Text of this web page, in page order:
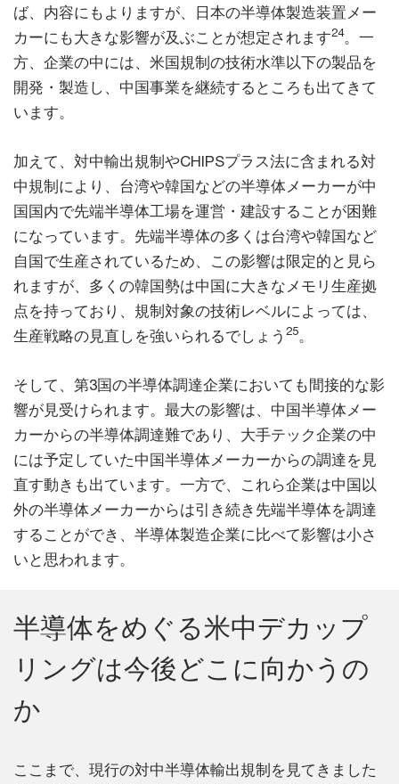
ば、内容にもよりますが、日本の半導体製造装置メー
カーにも大きな影響が及ぶことが想定されます24。一
方、企業の中には、米国規制の技術水準以下の製品を
開発・製造し、中国事業を継続するところも出てきて
います。
加えて、対中輸出規制やCHIPSプラス法に含まれる対
中規制により、台湾や韓国などの半導体メーカーが中
国国内で先端半導体工場を運営・建設することが困難
になっています。先端半導体の多くは台湾や韓国など
自国で生産されているため、この影響は限定的と見ら
れますが、多くの韓国勢は中国に大きなメモリ生産拠
点を持っており、規制対象の技術レベルによっては、
生産戦略の見直しを強いられるでしょう 25。
そして、第3国の半導体調達企業においても間接的な影
響が見受けられます。最大の影響は、中国半導体メー
カーからの半導体調達難であり、大手テック企業の中
には予定していた中国半導体メーカーからの調達を見
直す動きも出ています。一方で、これら企業は中国以
外の半導体メーカーからは引き続き先端半導体を調達
することができ、半導体製造企業に比べて影響は小さ
いと思われます。
半導体をめぐる米中デカップ
リングは今後どこに向かうの
か
ここまで、現行の対中半導体輸出規制を見てきました